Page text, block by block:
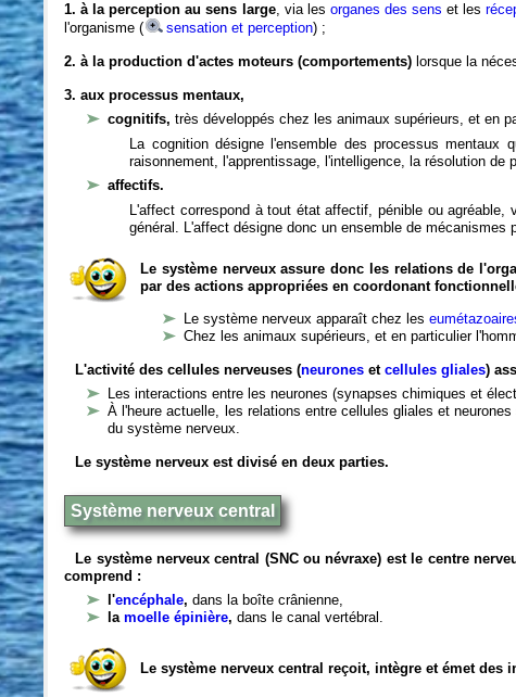
1. à la perception au sens large, via les organes des sens et les
l'organisme (
sensation et perception) ;
2. à la production d'actes moteurs (comportements) lorsque la
3. aux processus mentaux,
cognitifs,très développés chez les animaux supérieurs, et en
La cognition désigne l'ensemble des processus
raisonnement, l'apprentissage, l'intelligence, la résolution
affectifs.
L'affect correspond à tout état affectif, pénible ou
général. L'affect désigne donc un ensemble de
Le système nerveux assure donc les relations de
par des actions appropriées en coordonant
Le système nerveux apparaît chez les
Chez les animaux supérieurs, et en particulier
L'activité des cellules nerveuses (neurones etcellules gliales)
Les interactions entre les neurones (synapses chimiques et
À l'heure actuelle, les relations entre cellules gliales et
du système nerveux.
Le système nerveux est divisé en deux parties.
Système nerveux central
Le système nerveux central (SNC ou névraxe) est le centre
comprend :
l'encéphale,dans la boîte crânienne,
lamoelle épinière,dans le canal vertébral.
Le système nerveux central reçoit, intègre et émet des